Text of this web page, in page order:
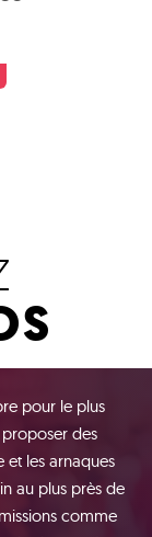
pour le plus
des
et les arnaques
au plus près de
comme